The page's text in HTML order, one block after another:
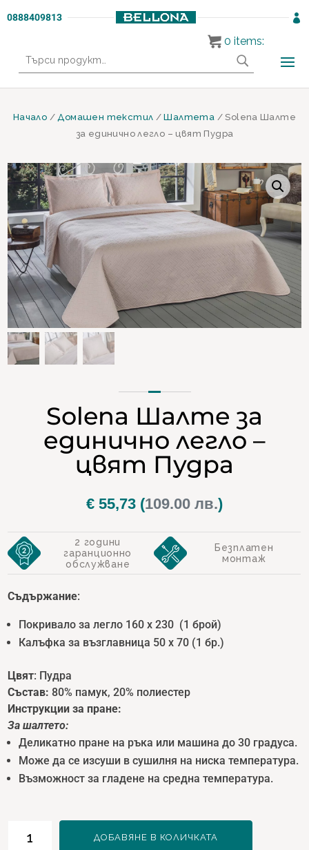
0888409813 
за:
Начало /Домашен текстил /Шалтета / Solena Шалте
за единично легло – цвят Пудра
Solena Шалте за
единично легло –
цвят Пудра
€ 55,73 (109.00 лв.)
2 години
гаранционно
обслужване
Безплатен
монтаж
Съдържание:
Покривало за легло 160 x 230 (1 брой)
Калъфка за възглавница 50 x 70 (1 бр.)
Цвят: Пудра
Състав: 80% памук, 20% полиестер
Инструкции за пране:
За шалтето:
Деликатно пране на ръка или машина до 30 градуса.
Може да се изсуши в сушилня на ниска температура.
Възможност за гладене на средна температура.
ДОБАВЯНЕ В КОЛИЧКАТА
0 items: